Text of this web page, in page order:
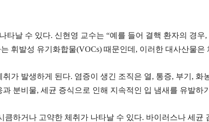
날 수 있다. 신현영 교수는 “예를 들어 결핵 환자의 경
휘발성 유기화합물(VOCs) 때문인데, 이러한 대사산물
가 발생하게 된다. 염증이 생긴 조직은 열, 통증, 부기,
분비물, 세균 증식으로 인해 지속적인 입 냄새를 유발하
하거나 고약한 체취가 나타날 수 있다. 바이러스나 세균